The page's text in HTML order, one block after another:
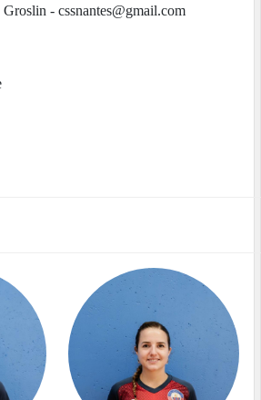
- cssnantes@gmail.com